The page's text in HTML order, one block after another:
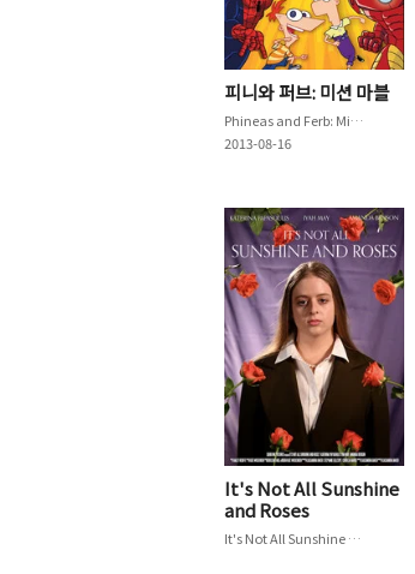
피니와 퍼브: 미션 마블
Phineas and Ferb: Mission Marvel
2013-08-16
It's Not All Sunshine
and Roses
It's Not All Sunshine and Roses